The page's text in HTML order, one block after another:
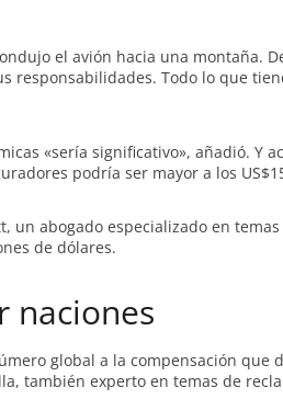
el avión hacia una montaña.
responsabilidades. Todo lo que
«sería significativo», añadió. Y
podría ser mayor a los
un abogado especializado en
de dólares.
naciones
global a la compensación que
también experto en temas de